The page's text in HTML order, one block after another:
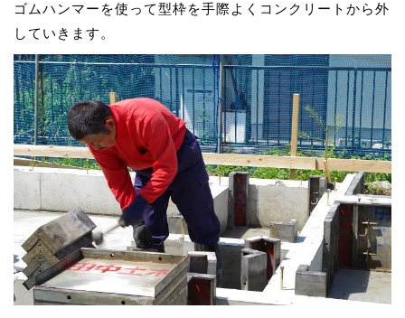
ゴムハンマーを使って型枠を手際よくコンクリートから外
していきます。